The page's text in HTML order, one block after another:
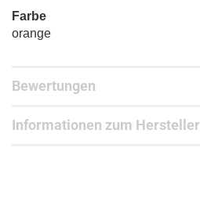
Farbe
orange
Bewertungen
Informationen zum Hersteller